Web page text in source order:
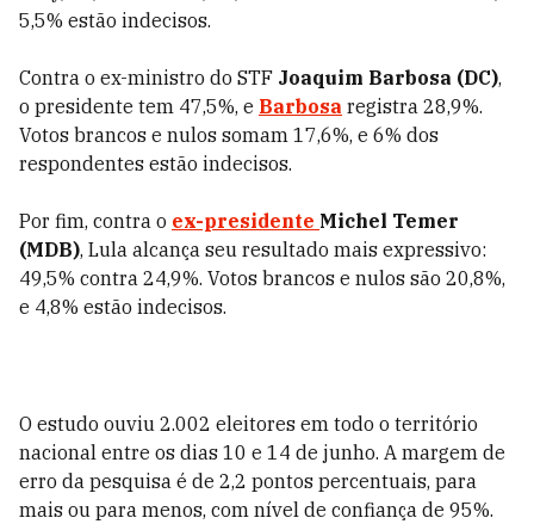
5,5% estão indecisos.
Contra o ex-ministro do STF Joaquim Barbosa (DC),
o presidente tem 47,5%, e Barbosa registra 28,9%.
Votos brancos e nulos somam 17,6%, e 6% dos
respondentes estão indecisos.
Por fim, contra o ex-presidente Michel Temer
(MDB), Lula alcança seu resultado mais expressivo:
49,5% contra 24,9%. Votos brancos e nulos são 20,8%,
e 4,8% estão indecisos.
O estudo ouviu 2.002 eleitores em todo o território
nacional entre os dias 10 e 14 de junho. A margem de
erro da pesquisa é de 2,2 pontos percentuais, para
mais ou para menos, com nível de confiança de 95%.